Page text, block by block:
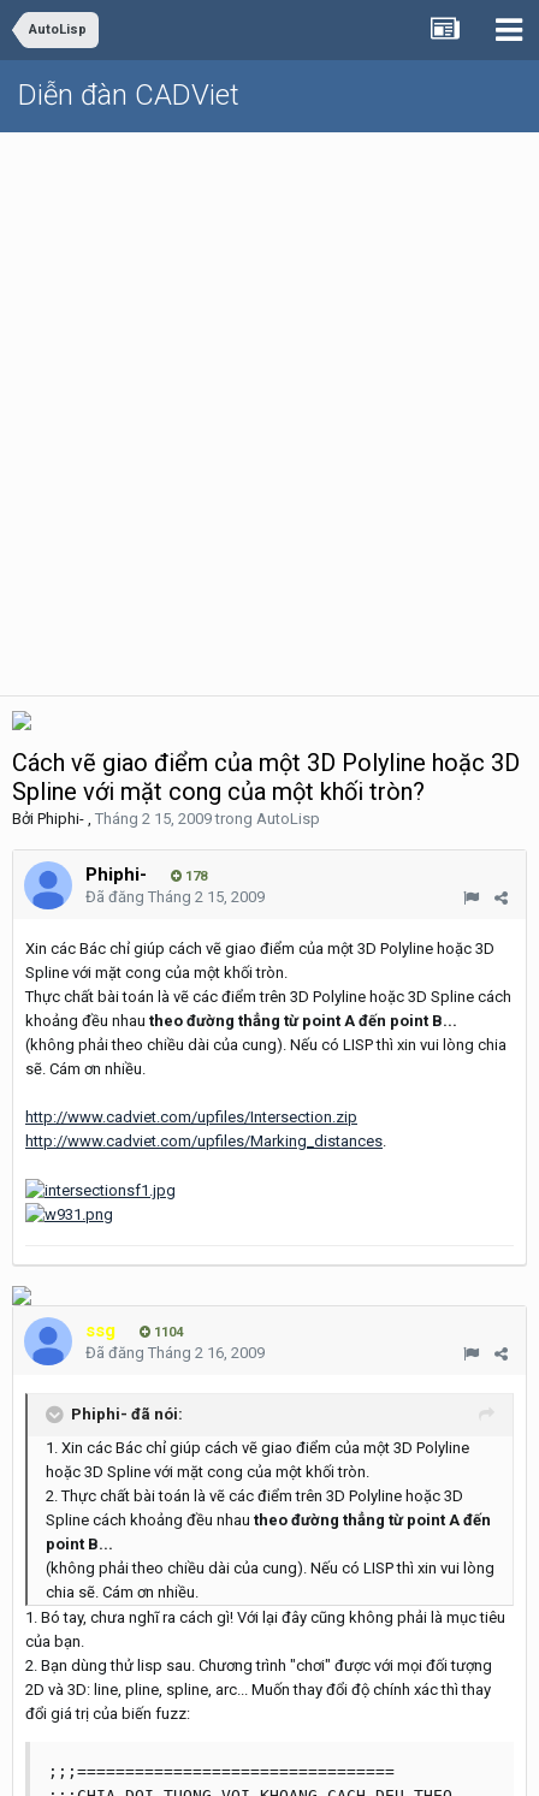
AutoLisp
Diễn đàn CADViet
Cách vẽ giao điểm của một 3D Polyline hoặc 3D
Spline với mặt cong của một khối tròn?
Bởi Phiphi- , Tháng 2 15, 2009trong AutoLisp
Phiphi- 178
Đã đăng Tháng 2 15, 2009
Xin các Bác chỉ giúp cách vẽ giao điểm của một 3D Polyline hoặc 3D
Spline với mặt cong của một khối tròn.
Thực chất bài toán là vẽ các điểm trên 3D Polyline hoặc 3D Spline cách
khoảng đều nhau theo đường thẳng từ point A đến point B...
(không phải theo chiều dài của cung). Nếu có LISP thì xin vui lòng chia
sẽ. Cám ơn nhiều.
http://www.cadviet.com/upfiles/Intersection.zip
http://www.cadviet.com/upfiles/Marking_distances.
ssg 1104
Đã đăng Tháng 2 16, 2009
Phiphi- đã nói:
1. Xin các Bác chỉ giúp cách vẽ giao điểm của một 3D Polyline
hoặc 3D Spline với mặt cong của một khối tròn.
2. Thực chất bài toán là vẽ các điểm trên 3D Polyline hoặc 3D
Spline cách khoảng đều nhau theo đường thẳng từ point A đến
point B...
(không phải theo chiều dài của cung). Nếu có LISP thì xin vui lòng
chia sẽ. Cám ơn nhiều.
1. Bó tay, chưa nghĩ ra cách gì! Với lại đây cũng không phải là mục tiêu
của bạn.
2. Bạn dùng thử lisp sau. Chương trình "chơi" được với mọi đối tượng
2D và 3D: line, pline, spline, arc... Muốn thay đổi độ chính xác thì thay
đổi giá trị của biến fuzz:
;;;=================================